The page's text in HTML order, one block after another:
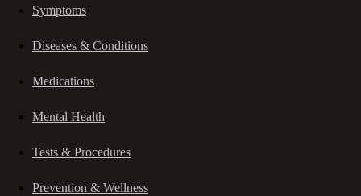
Symptoms
Diseases & Conditions
Medications
Mental Health
Tests & Procedures
Prevention & Wellness